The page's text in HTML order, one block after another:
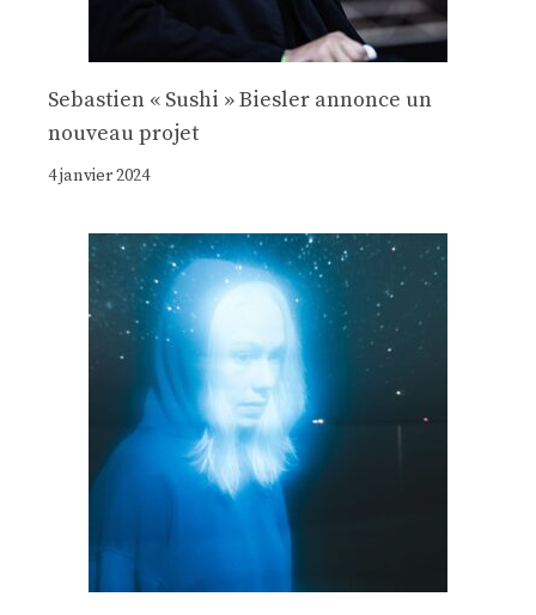
Sebastien « Sushi » Biesler annonce un
nouveau projet
4 janvier 2024